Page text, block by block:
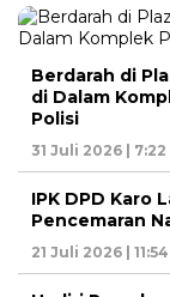
Berdarah di
di Dalam
Polisi
31 Juli 2026 |
IPK DPD Karo
Pencemaran
21 Juli 2026 |